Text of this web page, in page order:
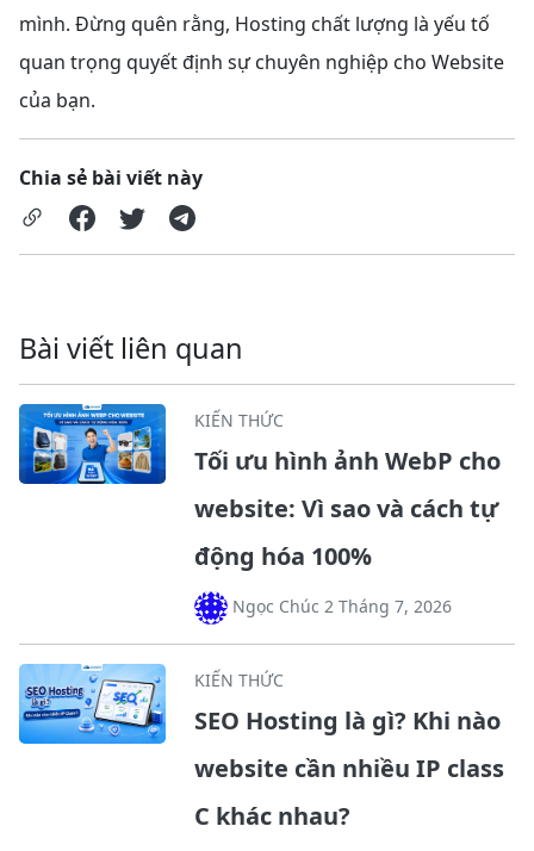
mình. Đừng quên rằng, Hosting chất lượng là yếu tố
quan trọng quyết định sự chuyên nghiệp cho Website
của bạn.
Chia sẻ bài viết này
Bài viết liên quan
KIẾN THỨC
Tối ưu hình ảnh WebP cho
website: Vì sao và cách tự
động hóa 100%
Ngọc Chúc 2 Tháng 7, 2026
KIẾN THỨC
SEO Hosting là gì? Khi nào
website cần nhiều IP class
C khác nhau?